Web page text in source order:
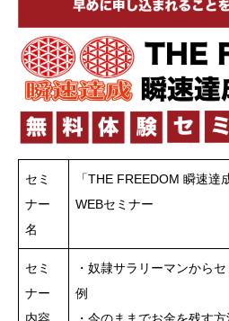
セミ
ナー
名
「THE FREEDOM 瞬速
WEBセミナー
セミ
ナー
内容
・奴隷サラリーマンから
例
・今のままでお金を残す